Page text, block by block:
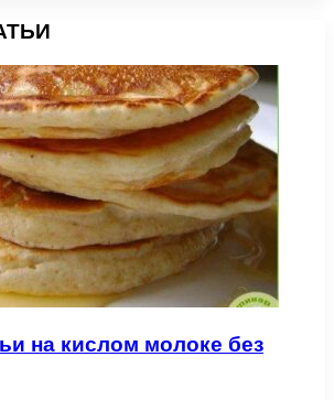
на кислом молоке без